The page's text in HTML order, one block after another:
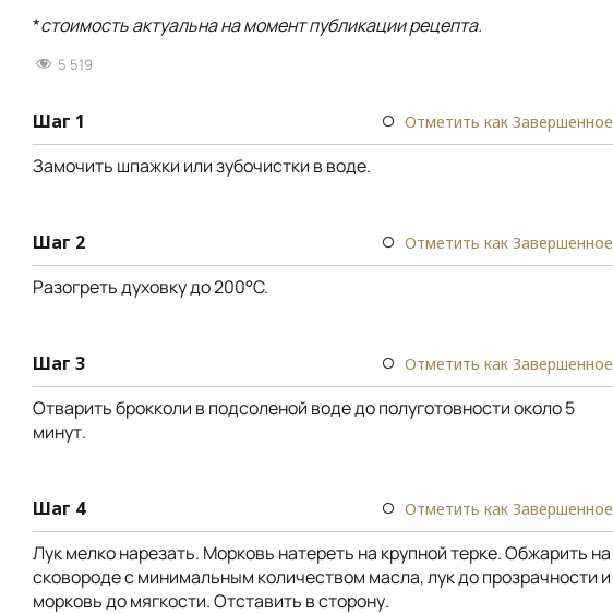
*стоимость актуальна на момент публикации рецепта.
5 519
Шаг 1 Отметить как Завершенное
Замочить шпажки или зубочистки в воде.
Шаг 2 Отметить как Завершенное
Разогреть духовку до 200°C.
Шаг 3 Отметить как Завершенное
Отварить брокколи в подсоленой воде до полуготовности около 5
минут.
Шаг 4 Отметить как Завершенное
Лук мелко нарезать. Морковь натереть на крупной терке. Обжарить на
сковороде с минимальным количеством масла, лук до прозрачности и
морковь до мягкости. Отставить в сторону.